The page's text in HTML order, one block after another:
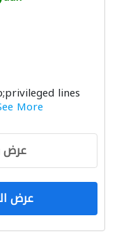
lines
More
عرض
عرض